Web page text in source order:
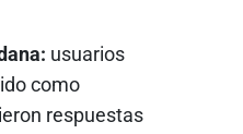
usuarios
como
respuestas